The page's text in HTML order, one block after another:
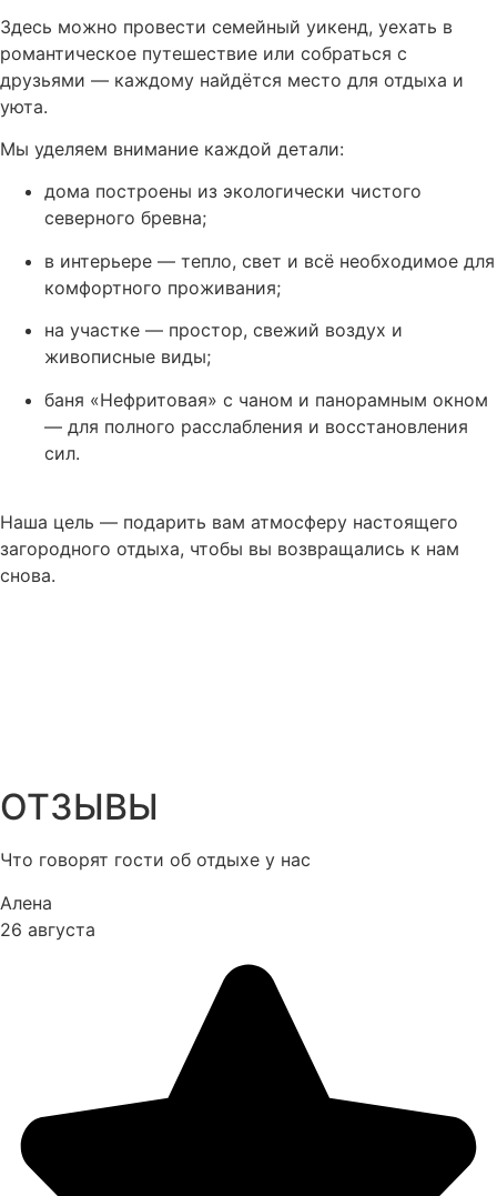
Здесь можно провести семейный уикенд, уехать в
романтическое путешествие или собраться с
друзьями — каждому найдётся место для отдыха и
уюта.
Мы уделяем внимание каждой детали:
дома построены из экологически чистого
северного бревна;
в интерьере — тепло, свет и всё необходимое для
комфортного проживания;
на участке — простор, свежий воздух и
живописные виды;
баня «Нефритовая» с чаном и панорамным окном
— для полного расслабления и восстановления
сил.
Наша цель — подарить вам атмосферу настоящего
загородного отдыха, чтобы вы возвращались к нам
снова.
ОТЗЫВЫ
Что говорят гости об отдыхе у нас
Алена
26 августа